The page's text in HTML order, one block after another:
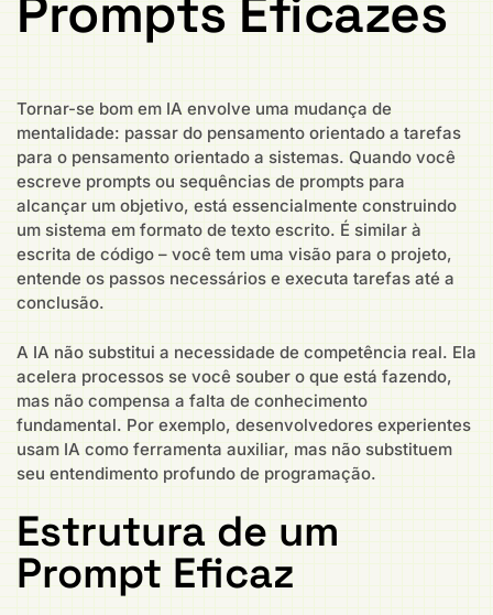
Prompts Eficazes
Tornar-se bom em IA envolve uma mudança de
mentalidade: passar do pensamento orientado a tarefas
para o pensamento orientado a sistemas. Quando você
escreve prompts ou sequências de prompts para
alcançar um objetivo, está essencialmente construindo
um sistema em formato de texto escrito. É similar à
escrita de código – você tem uma visão para o projeto,
entende os passos necessários e executa tarefas até a
conclusão.
A IA não substitui a necessidade de competência real. Ela
acelera processos se você souber o que está fazendo,
mas não compensa a falta de conhecimento
fundamental. Por exemplo, desenvolvedores experientes
usam IA como ferramenta auxiliar, mas não substituem
seu entendimento profundo de programação.
Estrutura de um
Prompt Eficaz